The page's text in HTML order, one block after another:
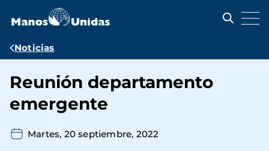
contenido
Ruta
navegación
Noticias
Reunión departamento
emergente
Martes, 20 septiembre, 2022